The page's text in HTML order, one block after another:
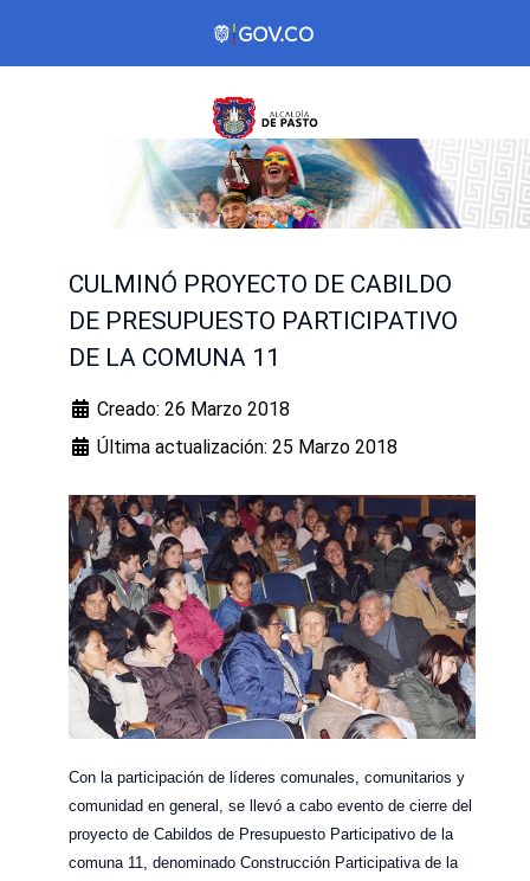
CULMINÓ PROYECTO DE CABILDO
DE PRESUPUESTO PARTICIPATIVO
DE LA COMUNA 11
Creado: 26 Marzo 2018
Última actualización: 25 Marzo 2018
Con la participación de líderes comunales, comunitarios y
comunidad en general, se llevó a cabo evento de cierre del
proyecto de Cabildos de Presupuesto Participativo de la
comuna 11, denominado Construcción Participativa de la